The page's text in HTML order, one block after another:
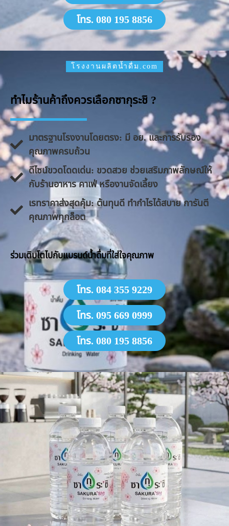
โทร. 080 195 8856
โรงงานผลิตน้ำดื่ม.com
ทำไมร้านค้าถึงควรเลือกซากุระชิ ?
มาตรฐานโรงงานโดยตรง: มี อย. และการรับรอง
คุณภาพครบถ้วน
ดีไซน์ขวดโดดเด่น: ขวดสวย ช่วยเสริมภาพลักษณ์ให้
กับร้านอาหาร คาเฟ่ หรืองานจัดเลี้ยง
​เรทราคาส่งสุดคุ้ม: ต้นทุนดี ทำกำไรได้สบาย การันตี
คุณภาพทุกล็อต
​ร่วมเติบโตไปกับแบรนด์น้ำดื่มที่ใส่ใจคุณภาพ
โทร. 084 355 9229
โทร. 095 669 0999
โทร. 080 195 8856